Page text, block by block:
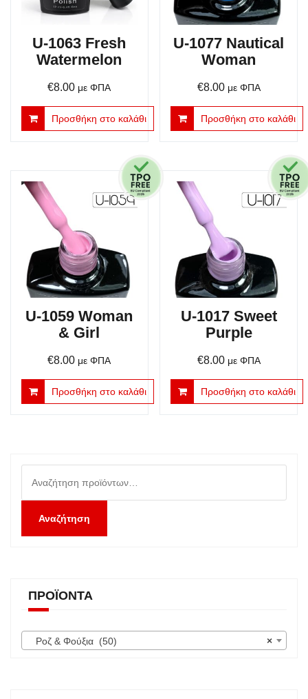
U-1063 Fresh
Watermelon
€8.00 με ΦΠΑ
Προσθήκη στο καλάθι
U-1077 Nautical
Woman
€8.00 με ΦΠΑ
Προσθήκη στο καλάθι
U-1059 Woman
& Girl
€8.00 με ΦΠΑ
Προσθήκη στο καλάθι
U-1017 Sweet
Purple
€8.00 με ΦΠΑ
Προσθήκη στο καλάθι
για:
Αναζήτηση
ΠΡΟΪΌΝΤΑ
×
Ροζ & Φούξια (50)